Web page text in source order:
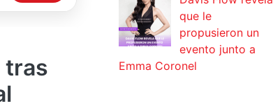
tras
que le
propusieron un
evento junto a
Emma Coronel